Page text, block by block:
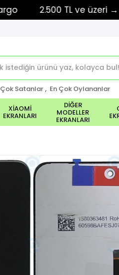
2.500 TL ve üzeri →
Çok Satanlar , En Çok Oylananlar
XİAOMİ
EKRANLARI
DİĞER
MODELLER
EKRANLARI